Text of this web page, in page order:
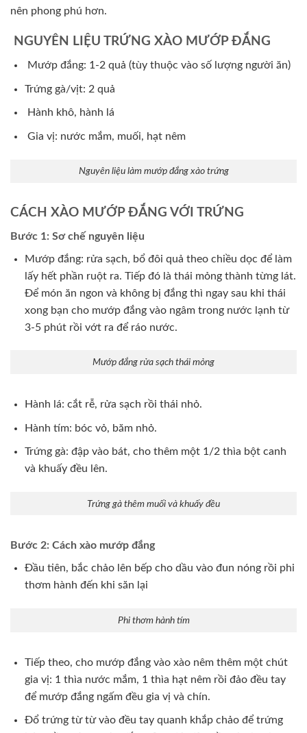
nên phong phú hơn.
NGUYÊN LIỆU TRỨNG XÀO MƯỚP ĐẮNG
Mướp đắng: 1-2 quả (tùy thuộc vào số lượng người ăn)
Trứng gà/vịt: 2 quả
Hành khô, hành lá
Gia vị: nước mắm, muối, hạt nêm
Nguyên liệu làm mướp đắng xào trứng
CÁCH XÀO MƯỚP ĐẮNG VỚI TRỨNG
Bước 1: Sơ chế nguyên liệu
Mướp đắng: rửa sạch, bổ đôi quả theo chiều dọc để làm
lấy hết phần ruột ra. Tiếp đó là thái mỏng thành từng lát.
Để món ăn ngon và không bị đắng thì ngay sau khi thái
xong bạn cho mướp đắng vào ngâm trong nước lạnh từ
3-5 phút rồi vớt ra để ráo nước.
Mướp đắng rửa sạch thái mỏng
Hành lá: cắt rễ, rửa sạch rồi thái nhỏ.
Hành tím: bóc vỏ, băm nhỏ.
Trứng gà: đập vào bát, cho thêm một 1/2 thìa bột canh
và khuấy đều lên.
Trứng gà thêm muối và khuấy đều
Bước 2: Cách xào mướp đắng
Đầu tiên, bắc chảo lên bếp cho dầu vào đun nóng rồi phi
thơm hành đến khi săn lại
Phi thơm hành tím
Tiếp theo, cho mướp đắng vào xào nêm thêm một chút
gia vị: 1 thìa nước mắm, 1 thìa hạt nêm rồi đảo đều tay
để mướp đắng ngấm đều gia vị và chín.
Đổ trứng từ từ vào đều tay quanh khắp chảo để trứng